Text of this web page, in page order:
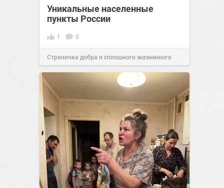
Уникальные населенные
пункты России
1 0
Страничка добра и сплошного жизненного
позитива!07:38Сегодня